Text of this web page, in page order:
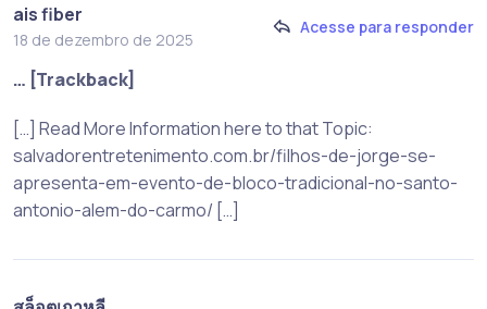
ais fiber
18 de dezembro de 2025
Acesse para responder
… [Trackback]
[…] Read More Information here to that Topic:
salvadorentretenimento.com.br/filhos-de-jorge-se-
apresenta-em-evento-de-bloco-tradicional-no-santo-
antonio-alem-do-carmo/ […]